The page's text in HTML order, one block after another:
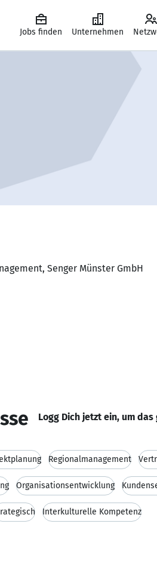
Jobs finden Unternehmen
Senger Münster GmbH
Logg Dich jetzt ein, um
Regionalmanagement
Organisationsentwicklung
Interkulturelle Kompetenz